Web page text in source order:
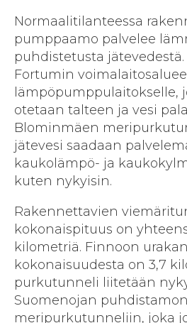
Normaalitilanteessa
pumppaamo palvelee
puhdistetusta
Fortumin
lämpöpumppulaitokselle,
otetaan talteen ja vesi
Blominmäen
jätevesi saadaan
kaukolämpö- ja
kuten nykyisin.
Rakennettavien
kokonaispituus on
kilometriä. Finnoon
kokonaisuudesta on 3,7
purkutunneli liitetään
Suomenojan puhdistamon
meripurkutunneliin, joka